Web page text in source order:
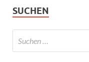
SUCHEN